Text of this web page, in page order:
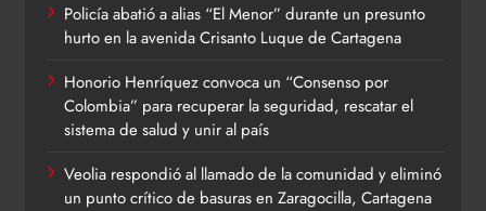
Policía abatió a alias “El Menor” durante un presunto
hurto en la avenida Crisanto Luque de Cartagena
Honorio Henríquez convoca un “Consenso por
Colombia” para recuperar la seguridad, rescatar el
sistema de salud y unir al país
Veolia respondió al llamado de la comunidad y eliminó
un punto crítico de basuras en Zaragocilla, Cartagena